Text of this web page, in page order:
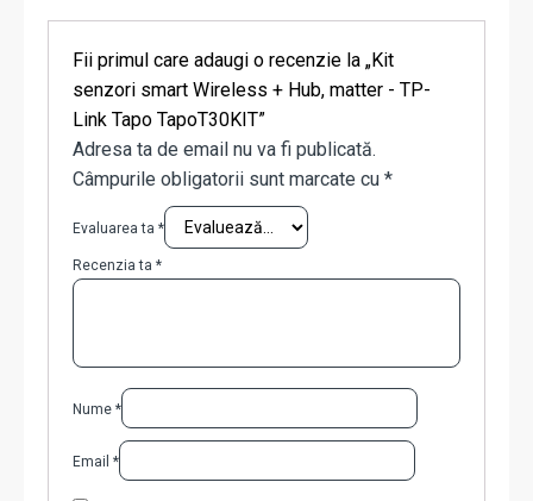
Fii primul care adaugi o recenzie la „Kit
senzori smart Wireless + Hub, matter - TP-
Link Tapo TapoT30KIT”
Adresa ta de email nu va fi publicată.
Câmpurile obligatorii sunt marcate cu *
Evaluarea ta *
Recenzia ta *
Nume *
Email *